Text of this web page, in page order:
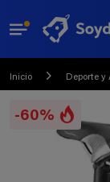
Inicio Deporte y
-60%